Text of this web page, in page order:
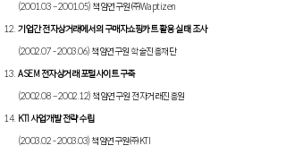
(2001.03 – 2001.05) 책임연구원 ㈜Waptizen
기업간 전자상거래에서의 구매자쇼핑카트 활용 실태 조사
(2002.07 - 2003.06) 책임연구원 학술진흥재단
ASEM 전자상거래 포털사이트 구축
(2002.08 – 2002.12) 책임연구원 전자거래진흥원
KTI 사업개발 전략 수립
(2003.02 - 2003.03) 책임연구원㈜ KTI